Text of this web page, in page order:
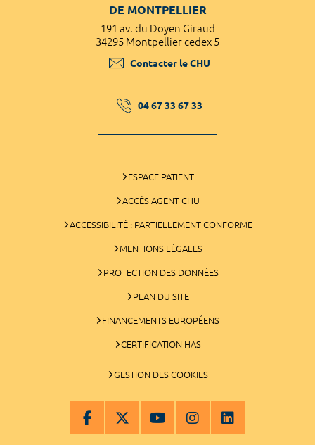
DE MONTPELLIER
191 av. du Doyen Giraud
34295 Montpellier cedex 5
Contacter le CHU
04 67 33 67 33
ESPACE PATIENT
ACCÈS AGENT CHU
ACCESSIBILITÉ : PARTIELLEMENT CONFORME
MENTIONS LÉGALES
PROTECTION DES DONNÉES
PLAN DU SITE
FINANCEMENTS EUROPÉENS
CERTIFICATION HAS
GESTION DES COOKIES